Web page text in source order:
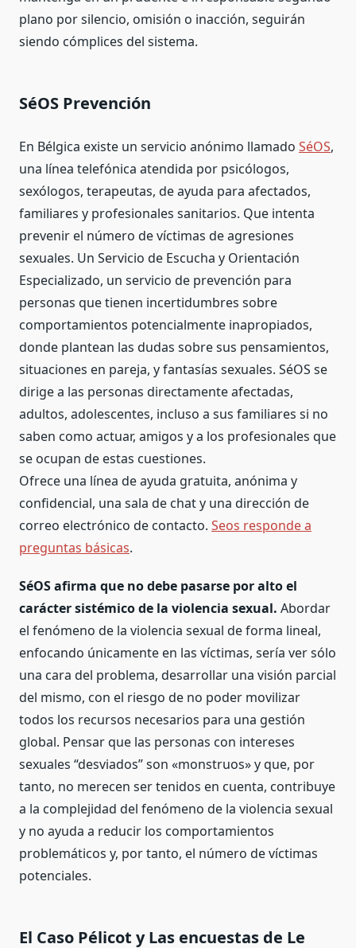
plano porsilencio, omisión o inacción, seguirán
siendo cómplices del sistema.
SéOS Prevención
En Bélgica existe un servicio anónimo llamado SéOS,
una línea telefónica atendida por psicólogos,
sexólogos, terapeutas, de ayuda para afectados,
familiares y profesionales sanitarios. Que intenta
prevenir el número de víctimas de agresiones
sexuales. Un Servicio de Escucha y Orientación
Especializado, un servicio de prevención para
personas que tienen incertidumbres sobre
comportamientos potencialmente inapropiados,
donde plantean las dudas sobre sus pensamientos,
situaciones en pareja, y fantasías sexuales. SéOS se
dirige a las personas directamente afectadas,
adultos, adolescentes, incluso a sus familiares si no
saben como actuar, amigos y a los profesionales que
se ocupan de estas cuestiones.
Ofrece una línea de ayuda gratuita, anónima y
confidencial, una sala de chat y una dirección de
correo electrónico de contacto. Seos responde a
preguntas básicas.
SéOS afirma que no debe pasarse por alto el
carácter sistémico de la violencia sexual. Abordar
el fenómeno de la violencia sexual de forma lineal,
enfocando únicamente en las víctimas, sería ver sólo
una cara del problema, desarrollar una visión parcial
del mismo, con el riesgo de no poder movilizar
todos los recursos necesarios para una gestión
global. Pensar que las personas con intereses
sexuales “desviados” son «monstruos» y que, por
tanto, no merecen ser tenidos en cuenta, contribuye
a la complejidad del fenómeno de la violencia sexual
y no ayuda a reducir los comportamientos
problemáticos y, por tanto, el número de víctimas
potenciales.
El Caso Pélicot y Las encuestas de Le